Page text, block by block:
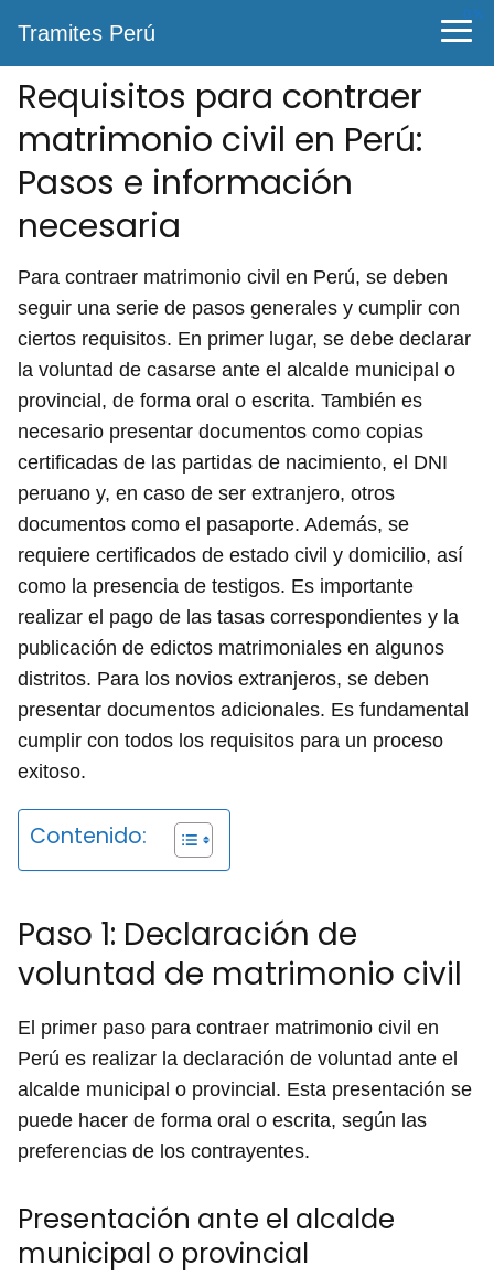
0%
Tramites Perú
Requisitos para contraer
matrimonio civil en Perú:
Pasos e información
necesaria
Para contraer matrimonio civil en Perú, se deben
seguir una serie de pasos generales y cumplir con
ciertos requisitos. En primer lugar, se debe declarar
la voluntad de casarse ante el alcalde municipal o
provincial, de forma oral o escrita. También es
necesario presentar documentos como copias
certificadas de las partidas de nacimiento, el DNI
peruano y, en caso de ser extranjero, otros
documentos como el pasaporte. Además, se
requiere certificados de estado civil y domicilio, así
como la presencia de testigos. Es importante
realizar el pago de las tasas correspondientes y la
publicación de edictos matrimoniales en algunos
distritos. Para los novios extranjeros, se deben
presentar documentos adicionales. Es fundamental
cumplir con todos los requisitos para un proceso
exitoso.
Contenido:
Paso 1: Declaración de
voluntad de matrimonio civil
El primer paso para contraer matrimonio civil en
Perú es realizar la declaración de voluntad ante el
alcalde municipal o provincial. Esta presentación se
puede hacer de forma oral o escrita, según las
preferencias de los contrayentes.
Presentación ante el alcalde
municipal o provincial